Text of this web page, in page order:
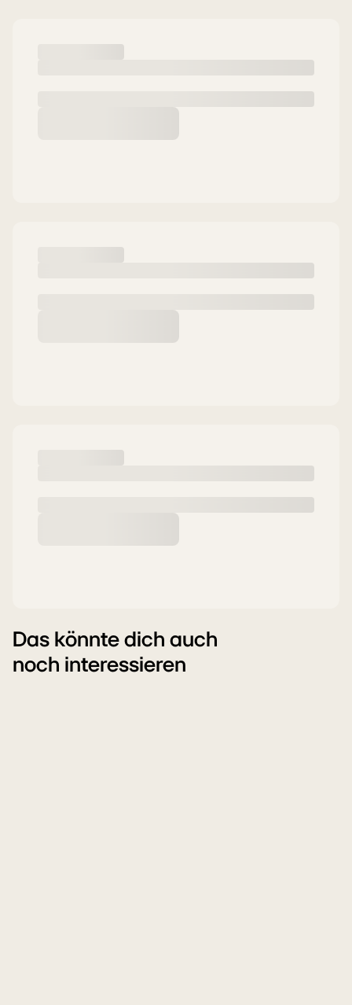
Das könnte dich auch
noch interessieren